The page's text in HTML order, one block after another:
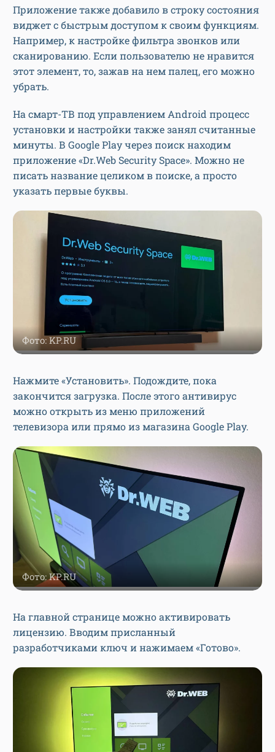
Приложение также добавило в строку состояния
виджет с быстрым доступом к своим функциям.
Например, к настройке фильтра звонков или
сканированию. Если пользователю не нравится
этот элемент, то, зажав на нем палец, его можно
убрать.
На смарт-ТВ под управлением Android процесс
установки и настройки также занял считанные
минуты. В Google Play через поиск находим
приложение «Dr.Web Security Space». Можно не
писать название целиком в поиске, а просто
указать первые буквы.
Фото: KP.RU
Нажмите «Установить». Подождите, пока
закончится загрузка. После этого антивирус
можно открыть из меню приложений
телевизора или прямо из магазина Google Play.
Фото: KP.RU
На главной странице можно активировать
лицензию. Вводим присланный
разработчиками ключ и нажимаем «Готово».